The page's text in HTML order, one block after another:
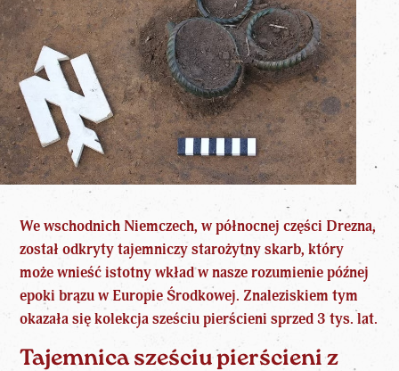
We wschodnich Niemczech, w północnej części Drezna,
został odkryty tajemniczy starożytny skarb, który
może wnieść istotny wkład w nasze rozumienie późnej
epoki brązu w Europie Środkowej. Znaleziskiem tym
okazała się kolekcja sześciu pierścieni sprzed 3 tys. lat.
Tajemnica sześciu pierścieni z